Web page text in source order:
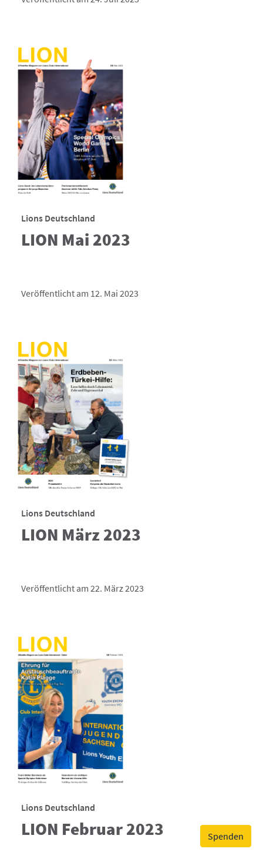
Spenden
Lions Deutschland
LION Mai 2023
Veröffentlicht am 12. Mai 2023
Lions Deutschland
LION März 2023
Veröffentlicht am 22. März 2023
Lions Deutschland
LION Februar 2023